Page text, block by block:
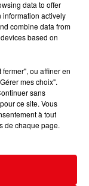
data to offer
information actively
combine data from
based on
ou affiner en
mes choix".
sans
ce site. Vous
à tout
de chaque page.